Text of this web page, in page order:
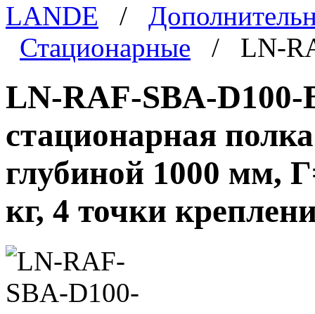
LANDE /
Стационарные / LN-
LN-RAF-SBA-
стационарная
глубиной 1000 мм,
кг, 4 точки